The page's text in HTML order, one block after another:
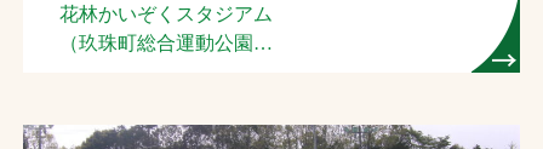
花林かいぞくスタジアム
（玖珠町総合運動公園